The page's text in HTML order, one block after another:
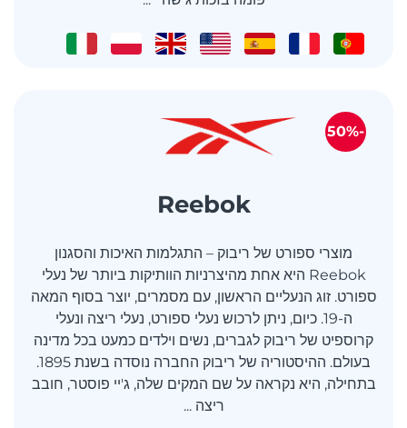
Reebok
מוצרי ספורט של ריבוק – התגלמות האיכות והסגנון
Reebok היא אחת מהיצרניות הוותיקות ביותר של נעלי
ספורט. זוג הנעליים הראשון, עם מסמרים, יוצר בסוף המאה
ה-19. כיום, ניתן לרכוש נעלי ספורט, נעלי ריצה ונעלי
קרוספיט של ריבוק לגברים, נשים וילדים כמעט בכל מדינה
בעולם. ההיסטוריה של ריבוק החברה נוסדה בשנת 1895.
בתחילה, היא נקראה על שם המקים שלה, ג'יי פוסטר, חובב
ריצה ...
-50%